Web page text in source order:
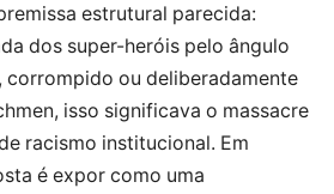
estrutural parecida:
dos super-heróis pelo ângulo
corrompido ou deliberadamente
isso significava o massacre
racismo institucional. Em
é expor como uma